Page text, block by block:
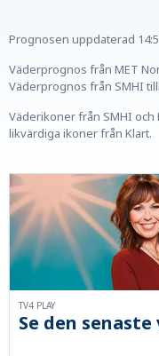
Prognosen uppdaterad
Väderprognos från MET
Väderprognos från SMHI
Väderikoner från SMHI och
likvärdiga ikoner från Klart.
Se den
TV4 PLAY